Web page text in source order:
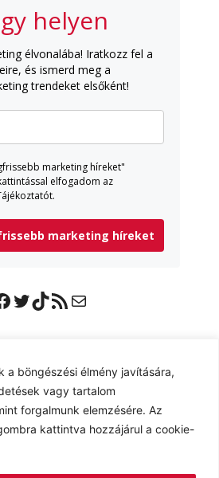
a böngészési élmény javítására,
vagy tartalom
forgalmunk elemzésére. Az
kattintva hozzájárul a cookie-
helyen
élvonalába! Iratkozz fel a
és ismerd meg a
trendeket elsőként!
marketing híreket"
elfogadom az
marketing híreket
Twitter
TikTok
RSS Feed
Mail